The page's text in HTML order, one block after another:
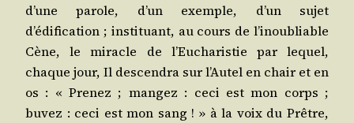
d’une parole, d’un exemple, d’un sujet
d’édification ; ins­ti­tuant, au cours de l’inoubliable
Cène, le miracle de l’Eucharistie par lequel,
chaque jour, Il des­cen­dra sur l’Autel en chair et en
os : « Pre­nez ; man­gez : ceci est mon corps ;
buvez : ceci est mon sang ! » à la voix du Prêtre,